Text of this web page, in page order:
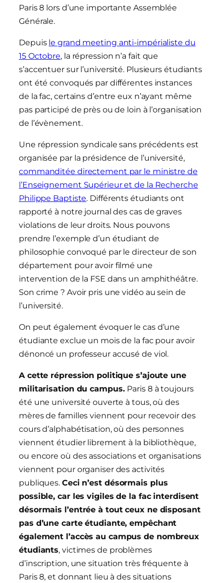
Paris 8 lors d’une importante Assemblée
Générale.
Depuis le grand meeting anti-impérialiste du
15 Octobre, la répression n’a fait que
s’accentuer sur l’université. Plusieurs étudiants
ont été convoqués par différentes instances
de la fac, certains d’entre eux n’ayant même
pas participé de près ou de loin à l’organisation
de l’évènement.
Une répression syndicale sans précédents est
organisée par la présidence de l’université,
commanditée directement par le ministre de
l’Enseignement Supérieur et de la Recherche
Philippe Baptiste. Différents étudiants ont
rapporté à notre journal des cas de graves
violations de leur droits. Nous pouvons
prendre l’exemple d’un étudiant de
philosophie convoqué par le directeur de son
département pour avoir filmé une
intervention de la FSE dans un amphithéâtre.
Son crime ? Avoir pris une vidéo au sein de
l’université.
On peut également évoquer le cas d’une
étudiante exclue un mois de la fac pour avoir
dénoncé un professeur accusé de viol.
A cette répression politique s’ajoute une
militarisation du campus. Paris 8 à toujours
été une université ouverte à tous, où des
mères de familles viennent pour recevoir des
cours d’alphabétisation, où des personnes
viennent étudier librement à la bibliothèque,
ou encore où des associations et organisations
viennent pour organiser des activités
publiques. Ceci n’est désormais plus
possible, car les vigiles de la fac interdisent
désormais l’entrée à tout ceux ne disposant
pas d’une carte étudiante, empêchant
également l’accès au campus de nombreux
étudiants, victimes de problèmes
d’inscription, une situation très fréquente à
Paris 8, et donnant lieu à des situations